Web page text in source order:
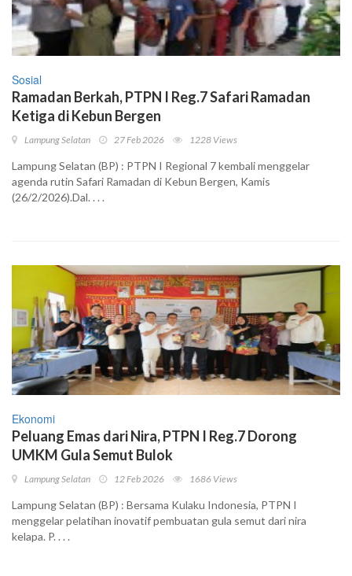
Sosial
Ramadan Berkah, PTPN I Reg.7 Safari Ramadan
Ketiga di Kebun Bergen
Lampung Selatan 27 Feb 2026 1228 Views
Lampung Selatan (BP) : PTPN I Regional 7 kembali menggelar
agenda rutin Safari Ramadan di Kebun Bergen, Kamis
(26/2/2026).Dal. . . .
Ekonomi
Peluang Emas dari Nira, PTPN I Reg.7 Dorong
UMKM Gula Semut Bulok
Lampung Selatan 12 Feb 2026 1686 Views
Lampung Selatan (BP) : Bersama Kulaku Indonesia, PTPN I
menggelar pelatihan inovatif pembuatan gula semut dari nira
kelapa. P. . . .